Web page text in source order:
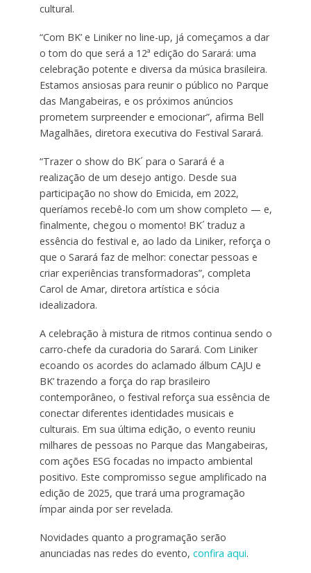
cultural.
“Com BK’ e Liniker no line-up, já começamos a dar
o tom do que será a 12ª edição do Sarará: uma
celebração potente e diversa da música brasileira.
Estamos ansiosas para reunir o público no Parque
das Mangabeiras, e os próximos anúncios
prometem surpreender e emocionar”, afirma Bell
Magalhães, diretora executiva do Festival Sarará.
“Trazer o show do BK´ para o Sarará é a
realização de um desejo antigo. Desde sua
participação no show do Emicida, em 2022,
queríamos recebê-lo com um show completo — e,
finalmente, chegou o momento! BK´ traduz a
essência do festival e, ao lado da Liniker, reforça o
que o Sarará faz de melhor: conectar pessoas e
criar experiências transformadoras”, completa
Carol de Amar, diretora artística e sócia
idealizadora.
A celebração à mistura de ritmos continua sendo o
carro-chefe da curadoria do Sarará. Com Liniker
ecoando os acordes do aclamado álbum CAJU e
BK’ trazendo a força do rap brasileiro
contemporâneo, o festival reforça sua essência de
conectar diferentes identidades musicais e
culturais. Em sua última edição, o evento reuniu
milhares de pessoas no Parque das Mangabeiras,
com ações ESG focadas no impacto ambiental
positivo. Este compromisso segue amplificado na
edição de 2025, que trará uma programação
ímpar ainda por ser revelada.
Novidades quanto a programação serão
anunciadas nas redes do evento, confira aqui.